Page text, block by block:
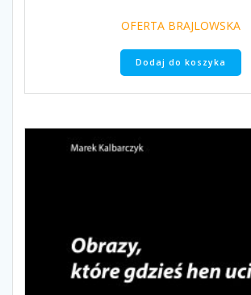
OFERTA BRAJLOWSKA
Dodaj do koszyka